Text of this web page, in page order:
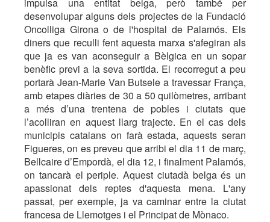
desenvolupar alguns dels projectes de la Fundació
Oncolliga Girona o de l'hospital de Palamós. Els
diners que reculli fent aquesta marxa s'afegiran als
que ja es van aconseguir a Bèlgica en un sopar
benèfic previ a la seva sortida. El recorregut a peu
portarà Jean-Marie Van Butsele a travessar França,
amb etapes diàries de 30 a 50 quilòmetres, arribant
a més d’una trentena de pobles i ciutats que
l’acolliran en aquest llarg trajecte. En el cas dels
municipis catalans on farà estada, aquests seran
Figueres, on es preveu que arribi el dia 11 de març,
Bellcaire d’Empordà, el dia 12, i finalment Palamós,
on tancarà el periple. Aquest ciutadà belga és un
apassionat dels reptes d'aquesta mena. L'any
passat, per exemple, ja va caminar entre la ciutat
francesa de Llemotges i el Principat de Mònaco.